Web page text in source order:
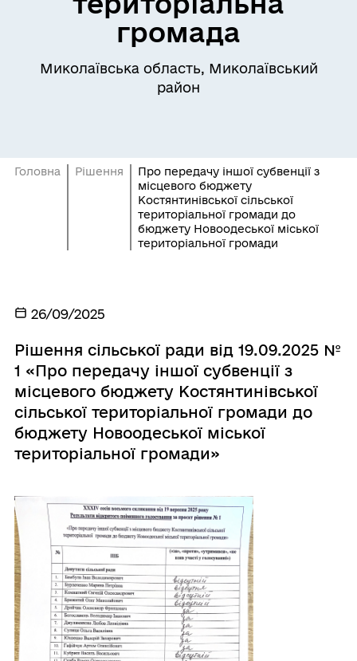
громада
Миколаївська область, Миколаївський
район
Головна Рішення
Про передачу іншої субвенції з
місцевого бюджету
Костянтинівської сільської
територіальної громади до
бюджету Новоодеської міської
територіальної громади
26/09/2025
Рішення сільської ради від 19.09.2025 №
1 «Про передачу іншої субвенції з
місцевого бюджету Костянтинівської
сільської територіальної громади до
бюджету Новоодеської міської
територіальної громади»